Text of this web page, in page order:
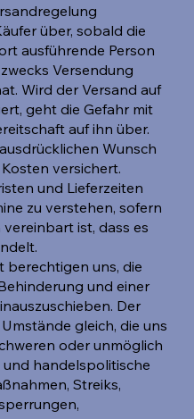
über, sobald die
ausführende Person
Versendung
Wird der Versand auf
geht die Gefahr mit
auf ihn über.
Wunsch
versichert.
und Lieferzeiten
zu verstehen, sofern
ist, dass es
berechtigen uns, die
und einer
Der
gleich, die uns
oder unmöglich
und handelspolitische
Streiks,